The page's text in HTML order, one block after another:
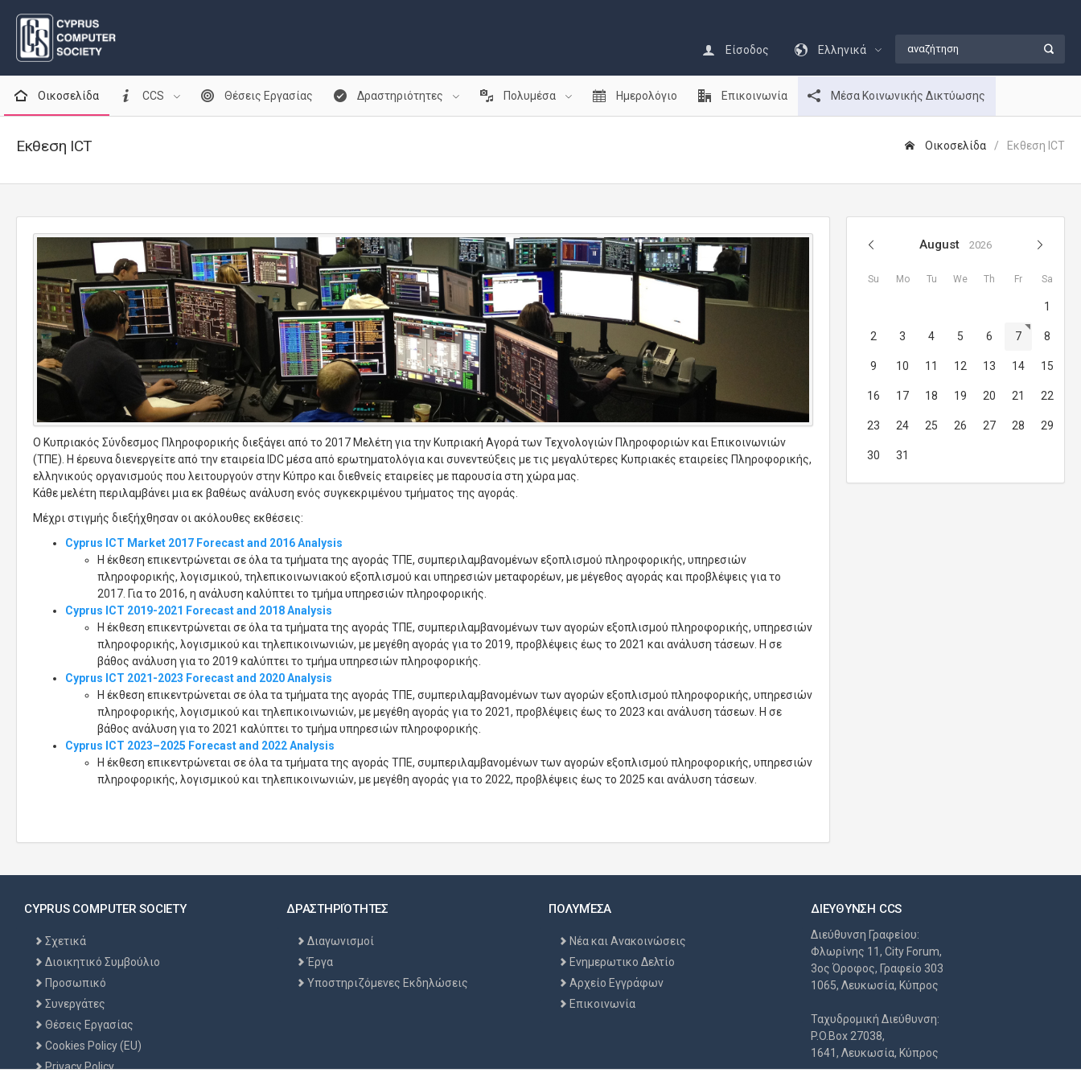
Είσοδος Ελληνικά
Οικοσελίδα CCS Θέσεις Εργασίας Δραστηριότητες Πολυμέσα Ημερολόγιο Επικοινωνία Μέσα Κοινωνικής Δικτύωσης
Εκθεση ICT Οικοσελίδα Εκθεση ICT
Ο Κυπριακός Σύνδεσμος Πληροφορικής διεξάγει από το 2017 Μελέτη για την Κυπριακή Αγορά των Τεχνολογιών Πληροφοριών και Επικοινωνιών
(ΤΠΕ). Η έρευνα διενεργείτε από την εταιρεία IDC μέσα από ερωτηματολόγια και συνεντεύξεις με τις μεγαλύτερες Κυπριακές εταιρείες Πληροφορικής,
ελληνικούς οργανισμούς που λειτουργούν στην Κύπρο και διεθνείς εταιρείες με παρουσία στη χώρα μας.
Κάθε μελέτη περιλαμβάνει μια εκ βαθέως ανάλυση ενός συγκεκριμένου τμήματος της αγοράς.
Μέχρι στιγμής διεξήχθησαν οι ακόλουθες εκθέσεις:
Cyprus ICT Market 2017 Forecast and 2016 Analysis
Η έκθεση επικεντρώνεται σε όλα τα τμήματα της αγοράς ΤΠΕ, συμπεριλαμβανομένων εξοπλισμού πληροφορικής, υπηρεσιών
πληροφορικής, λογισμικού, τηλεπικοινωνιακού εξοπλισμού και υπηρεσιών μεταφορέων, με μέγεθος αγοράς και προβλέψεις για το
2017. Για το 2016, η ανάλυση καλύπτει το τμήμα υπηρεσιών πληροφορικής.
Cyprus ICT 2019-2021 Forecast and 2018 Analysis
Η έκθεση επικεντρώνεται σε όλα τα τμήματα της αγοράς ΤΠΕ, συμπεριλαμβανομένων των αγορών εξοπλισμού πληροφορικής, υπηρεσιών
πληροφορικής, λογισμικού και τηλεπικοινωνιών, με μεγέθη αγοράς για το 2019, προβλέψεις έως το 2021 και ανάλυση τάσεων. Η σε
βάθος ανάλυση για το 2019 καλύπτει το τμήμα υπηρεσιών πληροφορικής.
Cyprus ICT 2021-2023 Forecast and 2020 Analysis
Η έκθεση επικεντρώνεται σε όλα τα τμήματα της αγοράς ΤΠΕ, συμπεριλαμβανομένων των αγορών εξοπλισμού πληροφορικής, υπηρεσιών
πληροφορικής, λογισμικού και τηλεπικοινωνιών, με μεγέθη αγοράς για το 2021, προβλέψεις έως το 2023 και ανάλυση τάσεων. Η σε
βάθος ανάλυση για το 2021 καλύπτει το τμήμα υπηρεσιών πληροφορικής.
Cyprus ICT 2023–2025 Forecast and 2022 Analysis
Η έκθεση επικεντρώνεται σε όλα τα τμήματα της αγοράς ΤΠΕ, συμπεριλαμβανομένων των αγορών εξοπλισμού πληροφορικής, υπηρεσιών
πληροφορικής, λογισμικού και τηλεπικοινωνιών, με μεγέθη αγοράς για το 2022, προβλέψεις έως το 2025 και ανάλυση τάσεων.
August 2026
Su Mo Tu We Th Fr Sa
1
2 3 4 5 6 7 8
9 10 11 12 13 14 15
16 17 18 19 20 21 22
23 24 25 26 27 28 29
30 31
CYPRUS COMPUTER SOCIETY
Σχετικά
Διοικητικό Συμβούλιο
Προσωπικό
Συνεργάτες
Θέσεις Εργασίας
Cookies Policy (EU)
Privacy Policy
ΔΡΑΣΤΗΡΙΌΤΗΤΕΣ
Διαγωνισμοί
Έργα
Υποστηριζόμενες Εκδηλώσεις
ΠΟΛΥΜΈΣΑ
Νέα και Ανακοινώσεις
Ενημερωτικο Δελτίο
Αρχείο Εγγράφων
Επικοινωνία
ΔΙΕΎΘΥΝΣΗ CCS
Διεύθυνση Γραφείου:
Φλωρίνης 11, City Forum,
3ος Όροφος, Γραφείο 303
1065, Λευκωσία, Κύπρος
Ταχυδρομική Διεύθυνση:
P.O.Box 27038,
1641, Λευκωσία, Κύπρος